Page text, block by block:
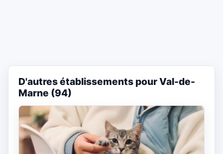
D'autres établissements pour Val-de-
Marne (94)